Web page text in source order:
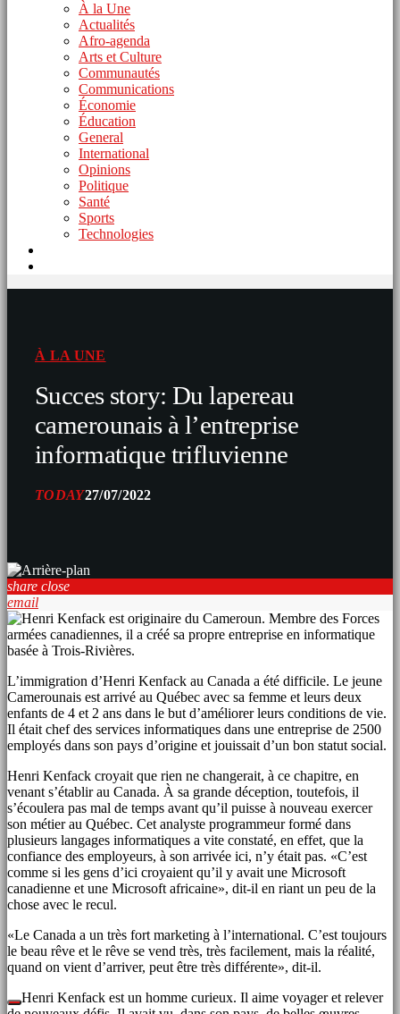
À la Une
Actualités
Afro-agenda
Arts et Culture
Communautés
Communications
Économie
Éducation
General
International
Opinions
Politique
Santé
Sports
Technologies
À LA UNE
Succes story: Du lapereau
camerounais à l’entreprise
informatique trifluvienne
TODAY27/07/2022
share close
email
L’immigration d’Henri Kenfack au Canada a été difficile. Le jeune
Camerounais est arrivé au Québec avec sa femme et leurs deux
enfants de 4 et 2 ans dans le but d’améliorer leurs conditions de vie.
Il était chef des services informatiques dans une entreprise de 2500
employés dans son pays d’origine et jouissait d’un bon statut social.
Henri Kenfack croyait que rien ne changerait, à ce chapitre, en
venant s’établir au Canada. À sa grande déception, toutefois, il
s’écoulera pas mal de temps avant qu’il puisse à nouveau exercer
son métier au Québec. Cet analyste programmeur formé dans
plusieurs langages informatiques a vite constaté, en effet, que la
confiance des employeurs, à son arrivée ici, n’y était pas. «C’est
comme si les gens d’ici croyaient qu’il y avait une Microsoft
canadienne et une Microsoft africaine», dit-il en riant un peu de la
chose avec le recul.
«Le Canada a un très fort marketing à l’international. C’est toujours
le beau rêve et le rêve se vend très, très facilement, mais la réalité,
quand on vient d’arriver, peut être très différente», dit-il.
Henri Kenfack est un homme curieux. Il aime voyager et relever